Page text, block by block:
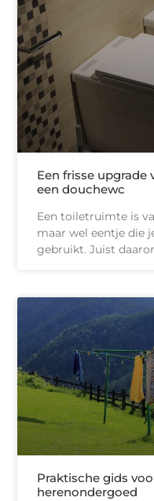
Een frisse
een douchewc
Een toiletruimte is
maar wel eentje die
gebruikt. Juist
Praktische gids
herenondergoed